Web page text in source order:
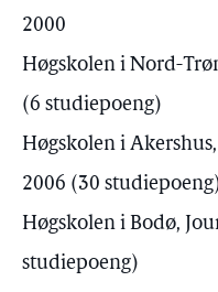
2000
Høgskolen i Nord-
(6 studiepoeng)
Høgskolen i
2006 (30
Høgskolen i Bodø,
studiepoeng)